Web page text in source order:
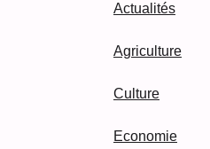
Actualités
Agriculture
Culture
Economie